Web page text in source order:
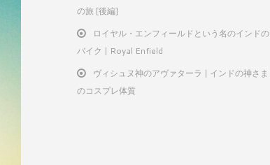
の旅 [後編]
ロイヤル・エンフィールドという名のインドの
バイク | Royal Enfield
ヴィシュヌ神のアヴァターラ | インドの神さま
のコスプレ体質